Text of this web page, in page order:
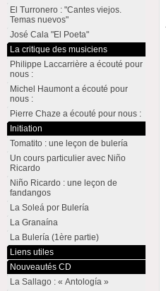
El Turronero : "Cantes viejos.
Temas nuevos"
José Cala "El Poeta"
La critique des musiciens
Philippe Laccarrière a écouté pour
nous :
Michel Haumont a écouté pour
nous :
Pierre Chaze a écouté pour nous :
Initiation
Tomatito : une leçon de bulería
Un cours particulier avec Niño
Ricardo
Niño Ricardo : une leçon de
fandangos
La Soleá por Bulería
La Granaína
La Bulería (1ère partie)
Liens utiles
Nouveautés CD
La Sallago : « Antología »